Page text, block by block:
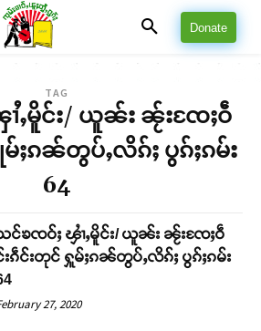
Donate
TAG
ႇမိူင်း/ ယူၼ်း ၼႂ်းၸႄႈဝဵ
ႈၵၼ်တွပ်ႇလိၵ်ႈ ပွၵ်ႈၵမ်း
64
င်ၶၸဝ်ႈ ၾၢႆႇမိူင်း/ ယူၼ်း ၼႂ်းၸႄႈဝဵ
းၵဵင်းတုင် ႁူမ်ႈၵၼ်တွပ်ႇလိၵ်ႈ ပွၵ်ႈၵမ်း
27, 2020